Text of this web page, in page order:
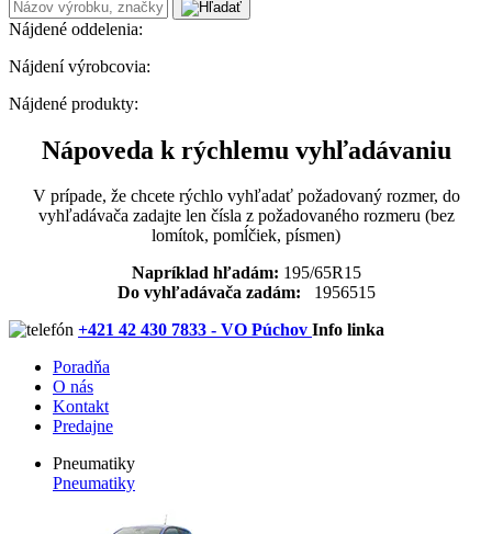
Nájdené oddelenia:
Nájdení výrobcovia:
Nájdené produkty:
Nápoveda k rýchlemu vyhľadávaniu
V prípade, že chcete rýchlo vyhľadať požadovaný rozmer, do
vyhľadávača zadajte len čísla z požadovaného rozmeru (bez
lomítok, pomĺčiek, písmen)
Napríklad hľadám: 195/65R15
Do vyhľadávača zadám: 1956515
+421 42 430 7833 - VO Púchov Info linka
Poradňa
O nás
Kontakt
Predajne
Pneumatiky
Pneumatiky